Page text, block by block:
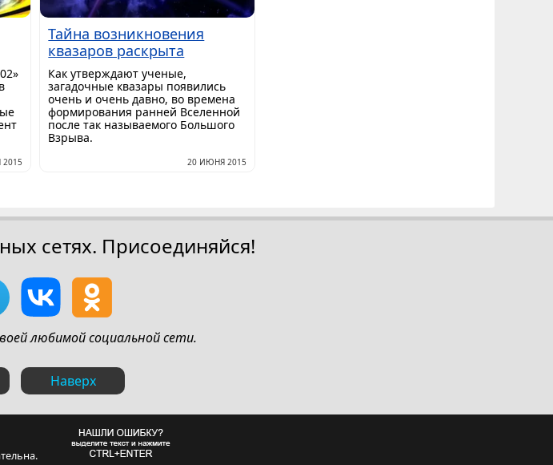
2015
Тайна возникновения
квазаров раскрыта
Как утверждают ученые,
загадочные квазары появились
очень и очень давно, во времена
формирования ранней Вселенной
после так называемого Большого
Взрыва.
20 ИЮНЯ 2015
сетях. Присоединяйся!
любимой социальной сети.
Наверх